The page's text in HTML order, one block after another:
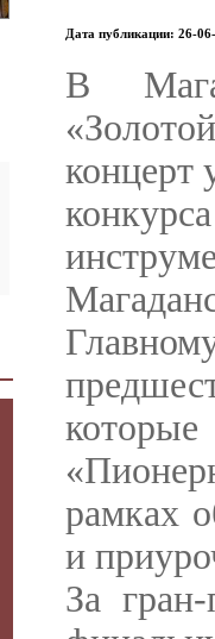
Дата публикации: 26-
В
концерт
рамках
и
За